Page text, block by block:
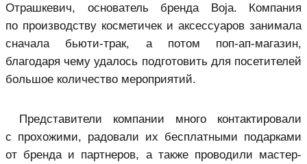
Отрашкевич, основатель бренда Boja. Компания
по производству косметичек и аксессуаров занимала
сначала бьюти-трак, а потом поп-ап-магазин,
благодаря чему удалось подготовить для посетителей
большое количество мероприятий.
Представители компании много контактировали
с прохожими, радовали их бесплатными подарками
от бренда и партнеров, а также проводили мастер-